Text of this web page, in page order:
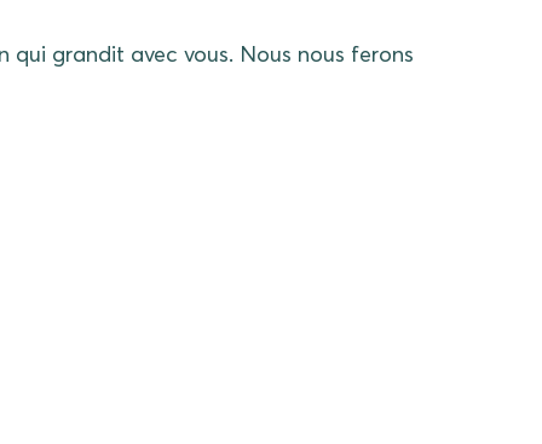
qui grandit avec vous. Nous nous ferons